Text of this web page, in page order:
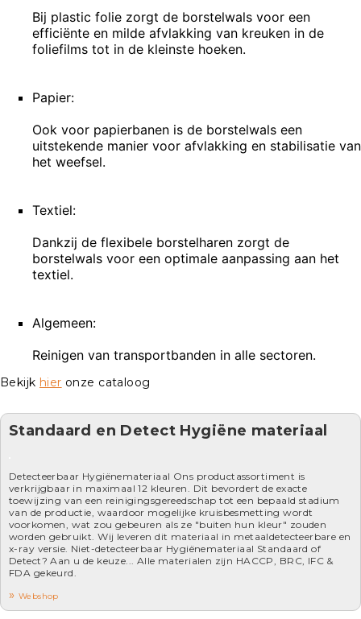
Bij plastic folie zorgt de borstelwals voor een
efficiënte en milde afvlakking van kreuken in de
foliefilms tot in de kleinste hoeken.
Papier:
Ook voor papierbanen is de borstelwals een
uitstekende manier voor afvlakking en stabilisatie van
het weefsel.
Textiel:
Dankzij de flexibele borstelharen zorgt de
borstelwals voor een optimale aanpassing aan het
textiel.
Algemeen:
Reinigen van transportbanden in alle sectoren.
Bekijk hier onze cataloog
Standaard en Detect Hygiëne materiaal
Detecteerbaar Hygiënemateriaal Ons productassortiment is
verkrijgbaar in maximaal 12 kleuren. Dit bevordert de exacte
toewijzing van een reinigingsgereedschap tot een bepaald stadium
van de productie, waardoor mogelijke kruisbesmetting wordt
voorkomen, wat zou gebeuren als ze "buiten hun kleur" zouden
worden gebruikt. Wij leveren dit materiaal in metaaldetecteerbare en
x-ray versie. Niet-detecteerbaar Hygiënemateriaal Standaard of
Detect? Aan u de keuze... Alle materialen zijn HACCP, BRC, IFC &
FDA gekeurd.
Webshop